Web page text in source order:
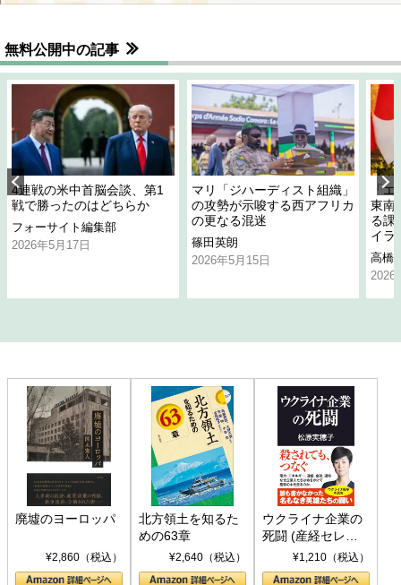
無料公開中の記事
4連戦の米中首脳会談、第1
戦で勝ったのはどちらか
フォーサイト編集部
2026年5月17日
マリ「ジハーディスト組織」
の攻勢が示唆する西アフリカ
の更なる混迷
篠田英朗
2026年5月15日
「
東南
る課
イラ
高橋
2026
廃墟のヨーロッパ
¥2,860（税込）
北方領土を知るた
めの63章
¥2,640（税込）
ウクライナ企業の
死闘 (産経セレク
ト S 039)¥1,210（税込）